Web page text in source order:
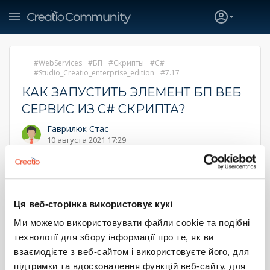
Ця веб-сторінка використовує кукі
Ми можемо використовувати файли cookie та подібні
технології для збору інформації про те, як ви
взаємодієте з веб-сайтом і використовуєте його, для
підтримки та вдосконалення функцій веб-сайту, для
WebServices БП Скрипты
C#
Studio_Creatio_enterprise_edition
7.17
КАК ЗАПУСТИТЬ ЭЛЕМЕНТ БП ВЕБ
СЕРВИС ИЗ C# СКРИПТА?
Гаврилюк Стас
10 августа 2021 17:29
Вопрос собственно в заголовке, есть примеры что
Дима Вовченко
12 августа 2021 17:34
1
Добрый день, Андрей!